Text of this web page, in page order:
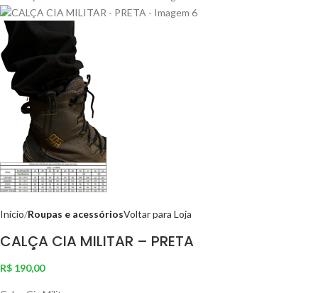
Início Roupas e acessóriosVoltar para Loja
CALÇA CIA MILITAR – PRETA
R$ 190,00